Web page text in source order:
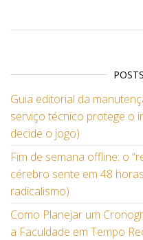
Guia editorial da
serviço técnico protege o
decide o jogo)
Fim de semana offline: o
cérebro sente em 48
radicalismo)
Como Planejar um
a Faculdade em Tempo